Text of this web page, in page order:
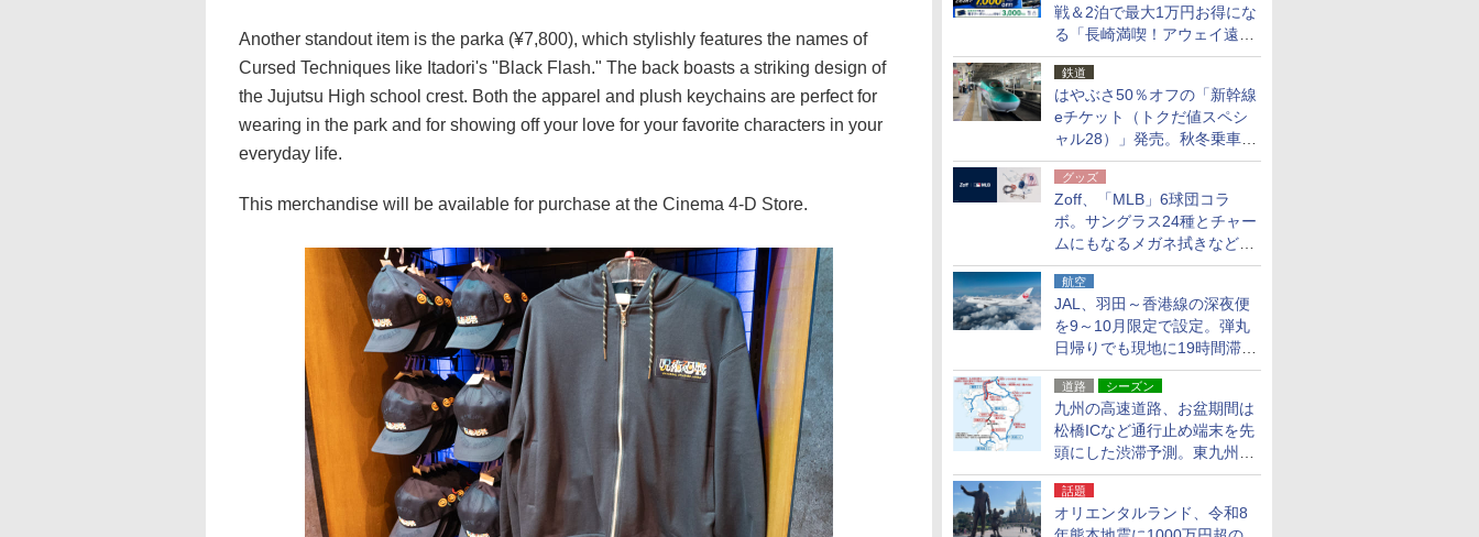
戦＆2泊で最大1万円お得にな
る「長崎満喫！アウェイ遠征
応援キャンペーン」
鉄道
はやぶさ50％オフの「新幹線
eチケット（トクだ値スペシ
ャル28）」発売。秋冬乗車
分、えきねっと限定
グッズ
Zoff、「MLB」6球団コラ
ボ。サングラス24種とチャー
ムにもなるメガネ拭きなど雑
貨24種
航空
JAL、羽田～香港線の深夜便
を9～10月限定で設定。弾丸
日帰りでも現地に19時間滞在
できる
道路 シーズン
九州の高速道路、お盆期間は
松橋ICなど通行止め端末を先
頭にした渋滞予測。東九州道
への迂回は料金調整を実施
話題
オリエンタルランド、令和8
Another standout item is the parka (¥7,800), which stylishly features the names of
Cursed Techniques like Itadori's "Black Flash." The back boasts a striking design of
the Jujutsu High school crest. Both the apparel and plush keychains are perfect for
wearing in the park and for showing off your love for your favorite characters in your
everyday life.
This merchandise will be available for purchase at the Cinema 4-D Store.